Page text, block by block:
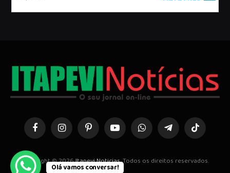
FacebookInstagramPinterestYouTubeWhatsAppTelegramaTikTok
Copyright © 2026Itapevi Noticias. Todos os direitos reservados.
Olá vamos conversar!